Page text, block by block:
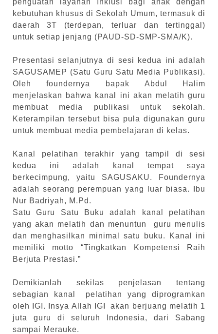
kebutuhan khusus di Sekolah Umum, termasuk di
daerah 3T (terdepan, terluar dan tertinggal)
untuk setiap jenjang (PAUD-SD-SMP-SMA/K).
Presentasi selanjutnya di sesi kedua ini adalah
SAGUSAMEP (Satu Guru Satu Media Publikasi).
Oleh foundernya bapak Abdul Halim
menjelaskan bahwa kanal ini akan melatih guru
membuat media publikasi untuk sekolah.
Keterampilan tersebut bisa pula digunakan guru
untuk membuat media pembelajaran di kelas.
Kanal pelatihan terakhir yang tampil di sesi
kedua ini adalah kanal tempat saya
berkecimpung, yaitu SAGUSAKU. Foundernya
adalah seorang perempuan yang luar biasa. Ibu
Nur Badriyah, M.Pd.
Satu Guru Satu Buku adalah kanal pelatihan
yang akan melatih dan menuntun guru menulis
dan menghasilkan minimal satu buku. Kanal ini
memiliki motto “Tingkatkan Kompetensi Raih
Berjuta Prestasi.”
Demikianlah sekilas penjelasan tentang
sebagian kanal pelatihan yang diprogramkan
oleh IGI. Insya Allah IGI akan berjuang melatih 1
juta guru di seluruh Indonesia, dari Sabang
sampai Merauke.